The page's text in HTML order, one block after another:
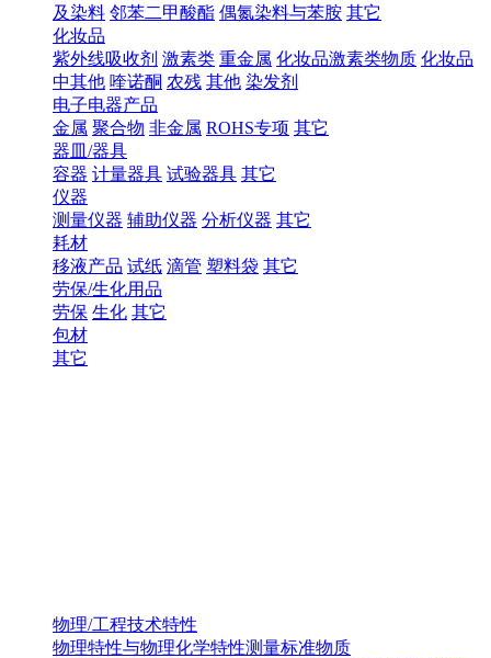
及染料 邻苯二甲酸酯 偶氮染料与苯胺 其它
化妆品
紫外线吸收剂 激素类 重金属 化妆品激素类物质 化妆品
中其他 喹诺酮 农残 其他 染发剂
电子电器产品
金属 聚合物 非金属 ROHS专项 其它
器皿/器具
容器 计量器具 试验器具 其它
仪器
测量仪器 辅助仪器 分析仪器 其它
耗材
移液产品 试纸 滴管 塑料袋 其它
劳保/生化用品
劳保 生化 其它
包材
其它
物理/工程技术特性
物理特性与物理化学特性测量标准物质